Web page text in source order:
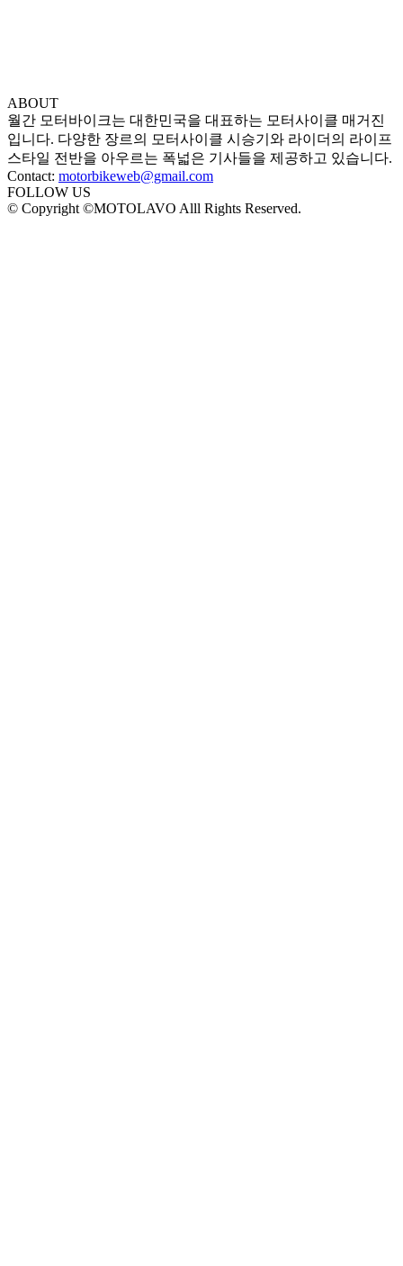
ABOUT
월간 모터바이크는 대한민국을 대표하는 모터사이클 매거진
입니다. 다양한 장르의 모터사이클 시승기와 라이더의 라이프
스타일 전반을 아우르는 폭넓은 기사들을 제공하고 있습니다.
Contact: motorbikeweb@gmail.com
FOLLOW US
© Copyright ©MOTOLAVO Alll Rights Reserved.